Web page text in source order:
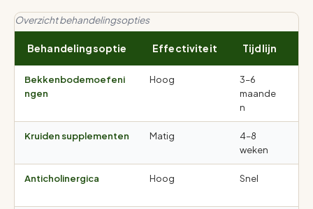
Overzicht behandelingsopties
Behandelingsoptie Effectiviteit Tijdlijn
Bekkenbodemoefeni
ngen
Hoog
3–6
maande
n
Kruiden supplementen Matig
4–8
weken
Anticholinergica Hoog Snel